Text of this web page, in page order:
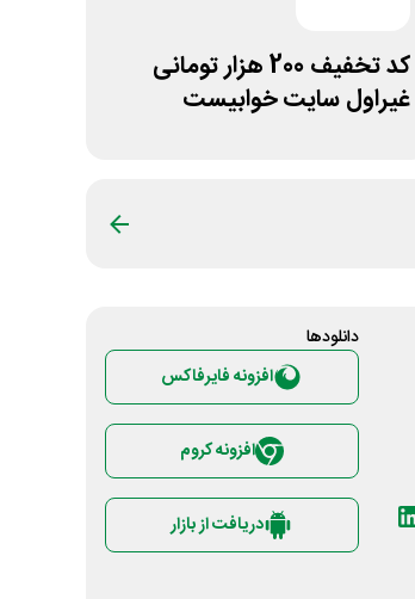
کد تخفیف 200 هزار تومانی
غیراول سایت خوابیست
دانلود‌ها
افزونه فایرفاکس
افزونه کروم
دریافت از بازار